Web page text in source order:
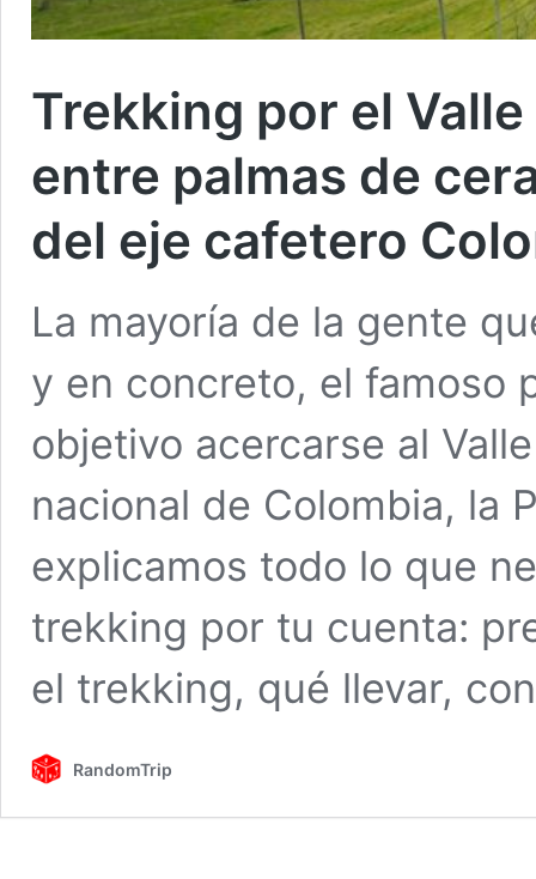
Trekking por el
entre palmas de
del eje cafetero
La mayoría de la gente
y en concreto, el famoso
objetivo acercarse al
nacional de Colombia, la
explicamos todo lo que
trekking por tu cuenta:
el trekking, qué llevar,
RandomTrip